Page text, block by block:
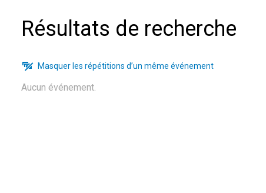
Résultats de recherche
Masquer les répétitions d’un même événement
Aucun événement.